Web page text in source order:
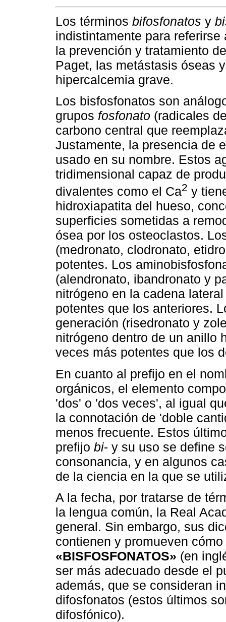
Los términos bifosfonatos y
indistintamente para
la prevención y tratamiento
Paget, las metástasis óseas
hipercalcemia grave.
Los bisfosfonatos son
grupos fosfonato (radicales
carbono central que
Justamente, la presencia de
usado en su nombre. Estos
tridimensional capaz de
divalentes como el Ca2 y
hidroxiapatita del hueso,
superficies sometidas a
ósea por los osteoclastos.
(medronato, clodronato,
potentes. Los
(alendronato, ibandronato y
nitrógeno en la cadena
potentes que los anteriores.
generación (risedronato y
nitrógeno dentro de un anillo
veces más potentes que los
En cuanto al prefijo en el
orgánicos, el elemento
'dos' o 'dos veces', al igual
la connotación de 'doble
menos frecuente. Estos
prefijo bi- y su uso se define
consonancia, y en algunos
de la ciencia en la que se
A la fecha, por tratarse de
la lengua común, la Real
general. Sin embargo, sus
contienen y promueven
«BISFOSFONATOS» (en
ser más adecuado desde el
además, que se consideran
difosfonatos (estos últimos
difosfónico).